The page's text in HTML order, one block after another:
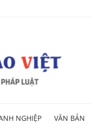
NGHIỆP VĂN BẢN